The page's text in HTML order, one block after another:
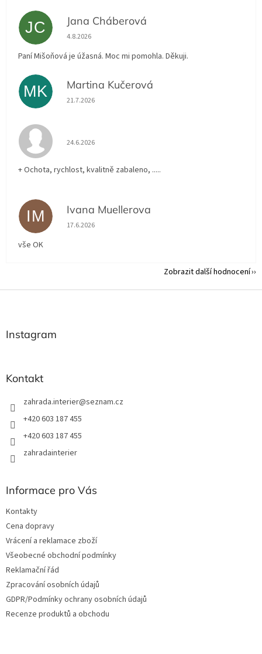
JC Jana Cháberová
Hodnocení obchodu je 5 z 5 hvězdiček.
4.8.2026
Paní Mišoňová je úžasná. Moc mi pomohla. Děkuji.
MK Martina Kučerová
Hodnocení obchodu je 5 z 5 hvězdiček.
21.7.2026
Hodnocení obchodu je 5 z 5 hvězdiček.
24.6.2026
+ Ochota, rychlost, kvalitně zabaleno, .....
IM Ivana Muellerova
Hodnocení obchodu je 5 z 5 hvězdiček.
17.6.2026
vše OK
Zobrazit další hodnocení
Z
Instagram
Kontakt
zahrada.interier@seznam.cz
+420 603 187 455
+420 603 187 455
zahradainterier
Informace pro Vás
Kontakty
Cena dopravy
Vrácení a reklamace zboží
Všeobecné obchodní podmínky
Reklamační řád
Zpracování osobních údajů
GDPR/Podmínky ochrany osobních údajů
Recenze produktů a obchodu